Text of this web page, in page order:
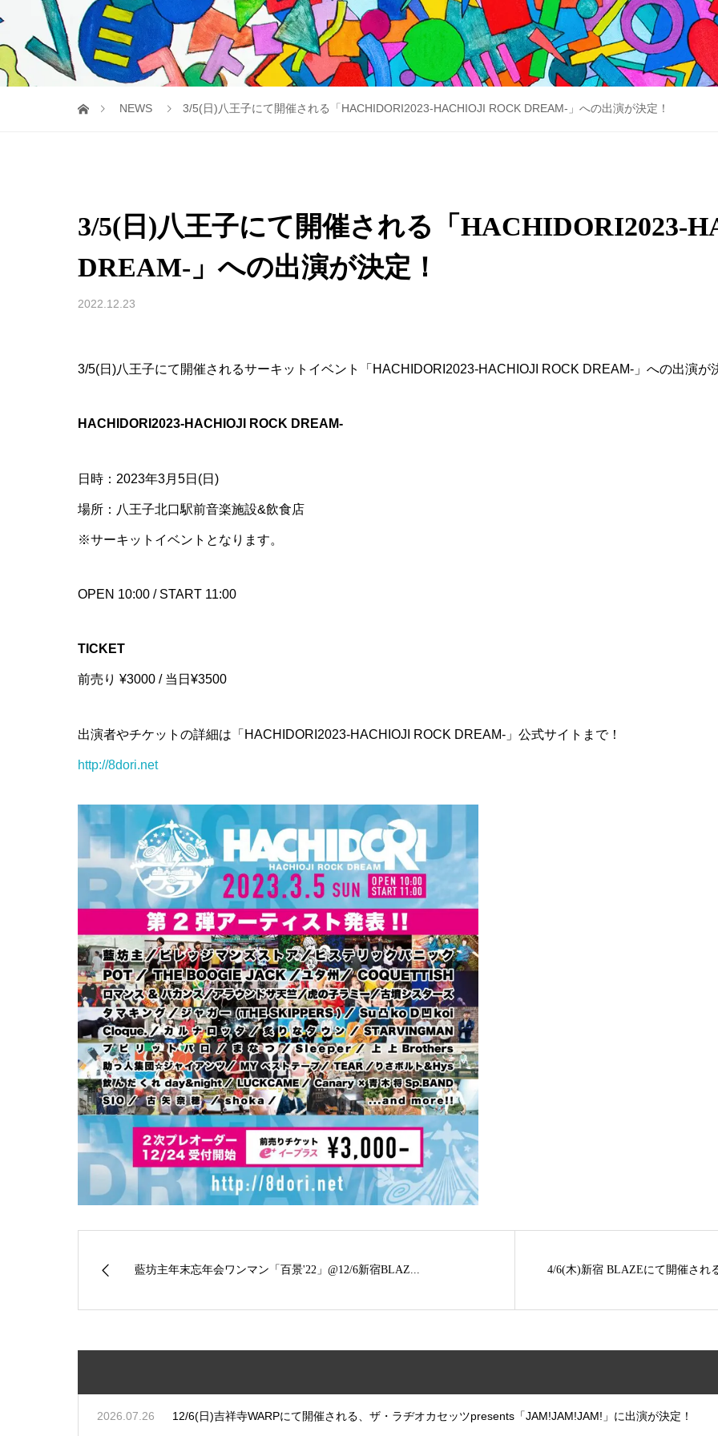
NEWS 3/5(日)八王子にて開催される「HACHIDORI2023-HACHIOJI ROCK DREAM-」への出演が決定！
3/5(日)八王子にて開催される「HACHIDORI2023-
DREAM-」への出演が決定！
2022.12.23
3/5(日)八王子にて開催されるサーキットイベント「HACHIDORI2023-HACHIOJI ROCK DREAM-」への出演が
HACHIDORI2023-HACHIOJI ROCK DREAM-
日時：2023年3月5日(日)
場所：八王子北口駅前音楽施設&飲食店
※サーキットイベントとなります。
OPEN 10:00 / START 11:00
TICKET
前売り ¥3000 / 当日¥3500
出演者やチケットの詳細は「HACHIDORI2023-HACHIOJI ROCK DREAM-」公式サイトまで！
http://8dori.net
藍坊主年末忘年会ワンマン「百景'22」@12/6新宿BLAZ... 4/6(木)新宿 BLAZEにて開催され
2026.07.26 12/6(日)吉祥寺WARPにて開催される、ザ・ラヂオカセッツpresents「JAM!JAM!JAM!」に出演が決定！